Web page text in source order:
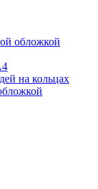
обложкой
на кольцах